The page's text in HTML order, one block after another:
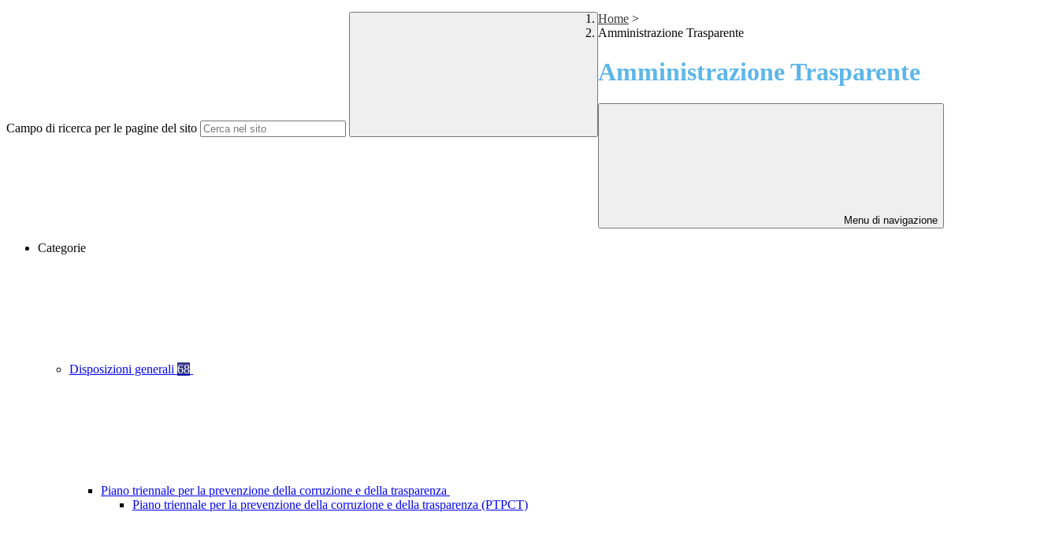
Campo di ricerca per le pagine del sito
Home >
Amministrazione Trasparente
Amministrazione Trasparente
Menu di navigazione
Categorie
Disposizioni generali 68
Piano triennale per la prevenzione della corruzione e della trasparenza
Piano triennale per la prevenzione della corruzione e della trasparenza (PTPCT)